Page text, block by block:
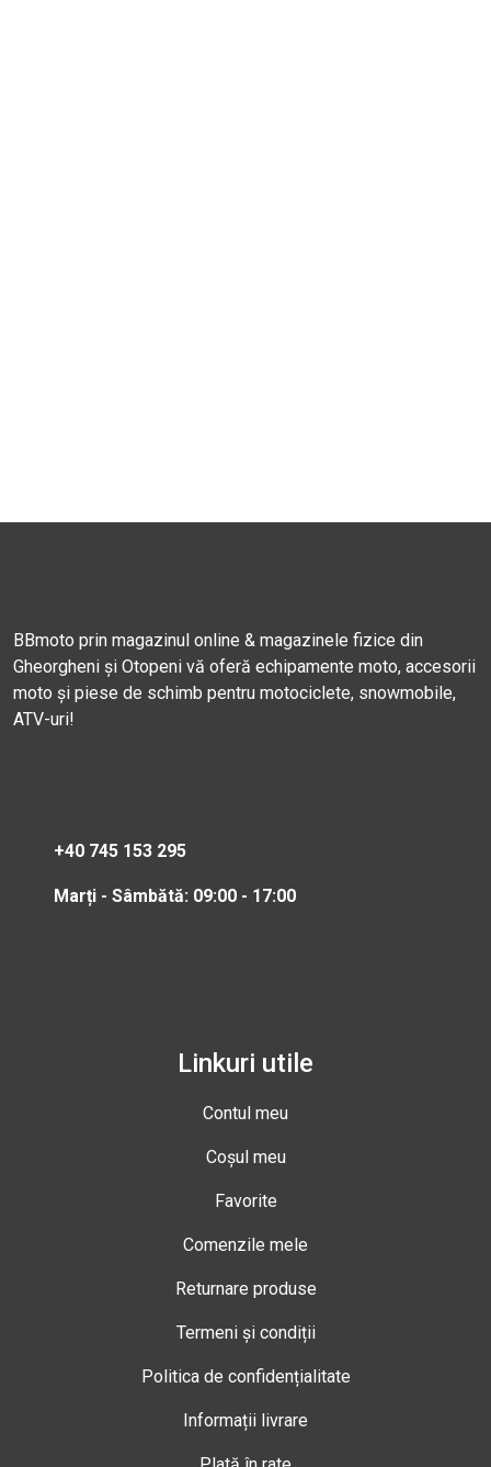
BBmoto prin magazinul online & magazinele fizice din
Gheorgheni și Otopeni vă oferă echipamente moto, accesorii
moto și piese de schimb pentru motociclete, snowmobile,
ATV-uri!
+40 745 153 295
Marți - Sâmbătă: 09:00 - 17:00
Linkuri utile
Contul meu
Coșul meu
Favorite
Comenzile mele
Returnare produse
Termeni și condiții
Politica de confidențialitate
Informații livrare